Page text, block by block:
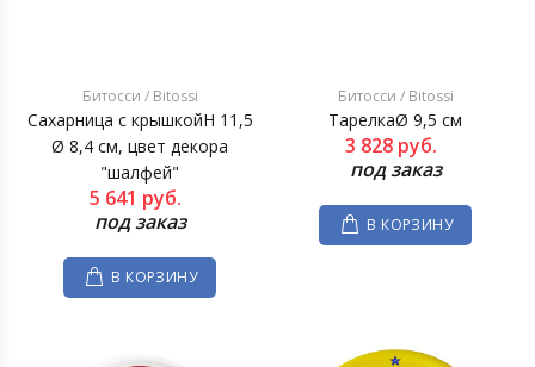
Битосси / Bitossi
Сахарница с крышкойH 11,5
Ø 8,4 см, цвет декора
"шалфей"
5 641 руб.
под заказ
В КОРЗИНУ
Битосси / Bitossi
ТарелкаØ 9,5 см
3 828 руб.
под заказ
В КОРЗИНУ